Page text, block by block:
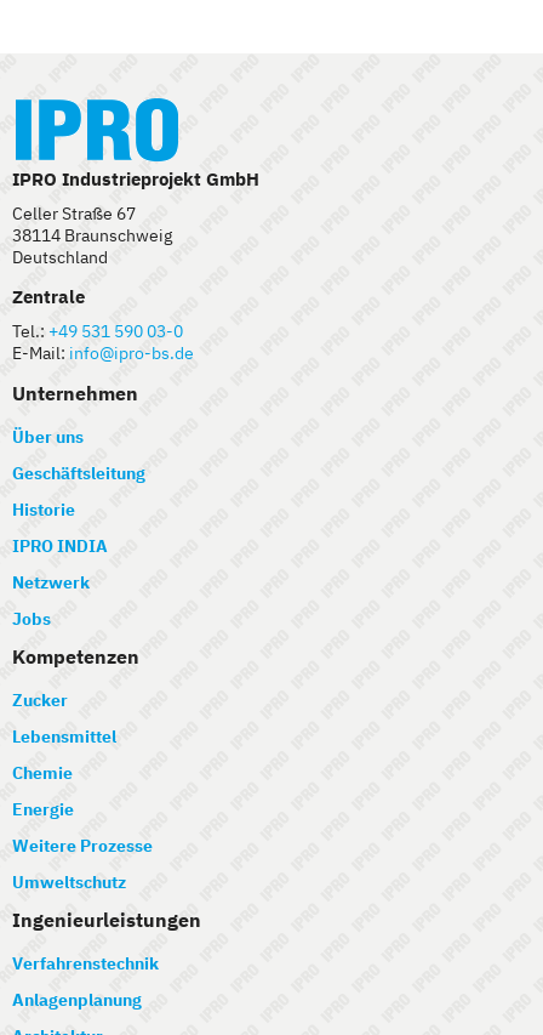
IPRO Industrieprojekt GmbH
Celler Straße 67
38114 Braunschweig
Deutschland
Zentrale
Tel.: +49 531 590 03-0
E-Mail: info@ipro-bs.de
Unternehmen
Über uns
Geschäftsleitung
Historie
IPRO INDIA
Netzwerk
Jobs
Kompetenzen
Zucker
Lebensmittel
Chemie
Energie
Weitere Prozesse
Umweltschutz
Ingenieurleistungen
Verfahrenstechnik
Anlagenplanung